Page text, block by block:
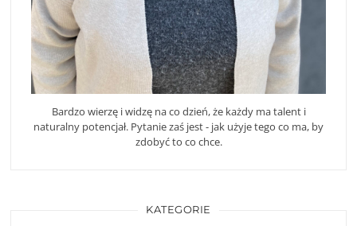
Bardzo wierzę i widzę na co dzień, że każdy ma talent i
naturalny potencjał. Pytanie zaś jest - jak użyje tego co ma, by
zdobyć to co chce.
KATEGORIE